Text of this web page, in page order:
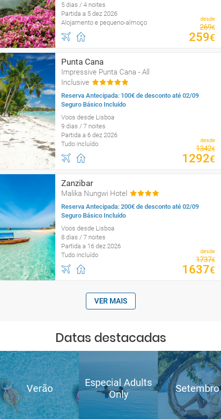
5 dias / 4 noites
Partida a 5 dez 2026
Alojamento e pequeno-almoço
desde
269€
259€
Punta Cana
Impressive Punta Cana - All
Inclusive
Reserva Antecipada: 100€ de desconto até 02/09
Seguro Básico Incluído
Voos desde Lisboa
9 dias / 7 noites
Partida a 6 dez 2026
Tudo incluído
desde
1342€
1292€
Zanzibar
Malika Nungwi Hotel
Reserva Antecipada: 200€ de desconto até 02/09
Seguro Básico Incluído
Voos desde Lisboa
8 dias / 7 noites
Partida a 16 dez 2026
Tudo incluído
desde
1737€
1637€
VER MAIS
Datas destacadas
Verão
Especial Adults
Only
Setembro